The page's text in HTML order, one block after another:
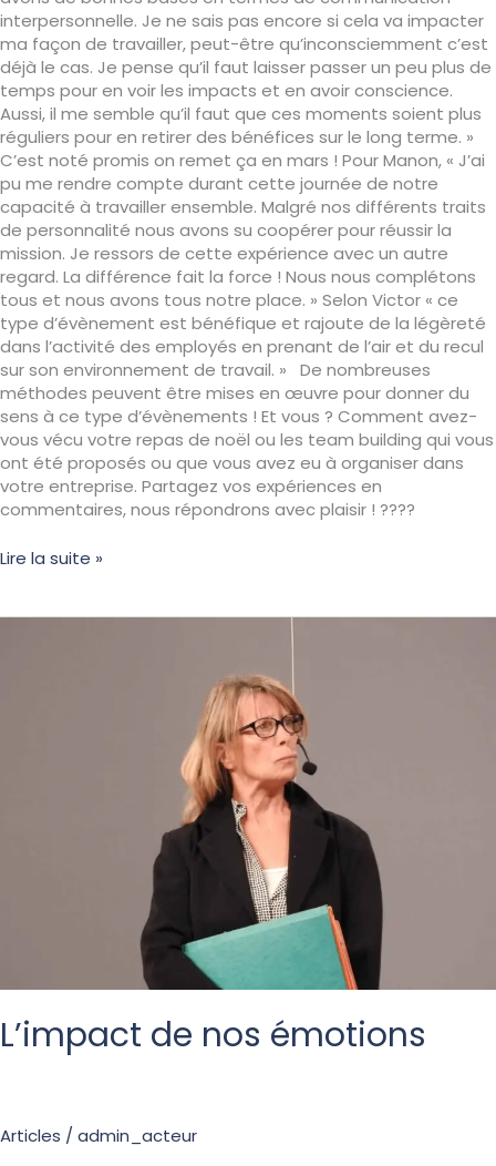
interpersonnelle. Je ne sais pas encore si cela va impacter
ma façon de travailler, peut-être qu’inconsciemment c’est
déjà le cas. Je pense qu’il faut laisser passer un peu plus de
temps pour en voir les impacts et en avoir conscience.
Aussi, il me semble qu’il faut que ces moments soient plus
réguliers pour en retirer des bénéfices sur le long terme. »
C’est noté promis on remet ça en mars ! Pour Manon, « J’ai
pu me rendre compte durant cette journée de notre
capacité à travailler ensemble. Malgré nos différents traits
de personnalité nous avons su coopérer pour réussir la
mission. Je ressors de cette expérience avec un autre
regard. La différence fait la force ! Nous nous complétons
tous et nous avons tous notre place. » Selon Victor « ce
type d’évènement est bénéfique et rajoute de la légèreté
dans l’activité des employés en prenant de l’air et du recul
sur son environnement de travail. » De nombreuses
méthodes peuvent être mises en œuvre pour donner du
sens à ce type d’évènements ! Et vous ? Comment avez-
vous vécu votre repas de noël ou les team building qui vous
ont été proposés ou que vous avez eu à organiser dans
votre entreprise. Partagez vos expériences en
commentaires, nous répondrons avec plaisir ! ????
Lire la suite »
L’impact de nos émotions
Articles / admin_acteur